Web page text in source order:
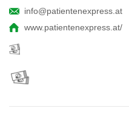
info@patientenexpress.at
www.patientenexpress.at/